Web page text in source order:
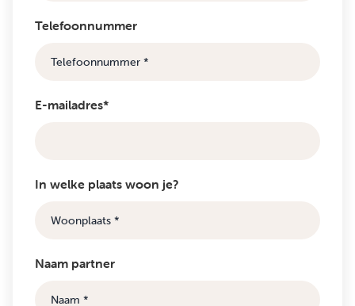
Telefoonnummer
E-mailadres*
In welke plaats woon je?
Naam partner